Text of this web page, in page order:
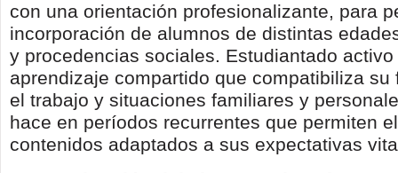
con una orientación profesionalizante, para
incorporación de alumnos de distintas
y procedencias sociales. Estudiantado activo
aprendizaje compartido que compatibiliza su
el trabajo y situaciones familiares y
hace en períodos recurrentes que permiten
contenidos adaptados a sus expectativas